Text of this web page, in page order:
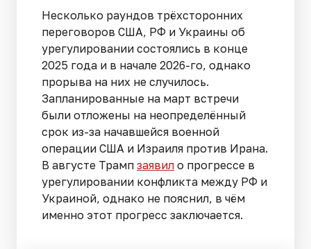
Несколько раундов трёхсторонних
переговоров США, РФ и Украины об
урегулировании состоялись в конце
2025 года и в начале 2026-го, однако
прорыва на них не случилось.
Запланированные на март встречи
были отложены на неопределённый
срок из-за начавшейся военной
операции США и Израиля против Ирана.
В августе Трамп заявил о прогрессе в
урегулировании конфликта между РФ и
Украиной, однако не пояснил, в чём
именно этот прогресс заключается.